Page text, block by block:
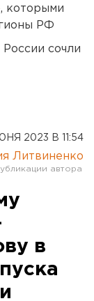
которыми
РФ
сочли
2023 В 11:54
Литвиненко
в